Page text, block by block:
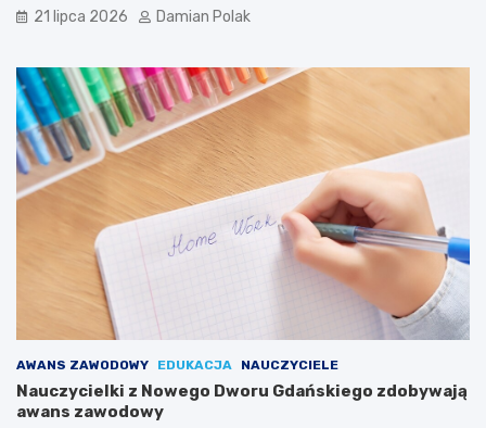
21 lipca 2026 Damian Polak
AWANS ZAWODOWY EDUKACJA NAUCZYCIELE
Nauczycielki z Nowego Dworu Gdańskiego zdobywają
awans zawodowy